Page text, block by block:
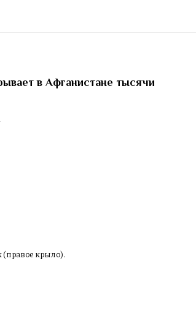
в Афганистане тысячи
(правое крыло).